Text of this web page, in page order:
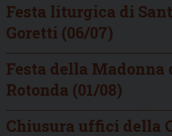
Festa liturgica di
Goretti (06/07)
Festa della Madonna
Rotonda (01/08)
Chiusura uffici della